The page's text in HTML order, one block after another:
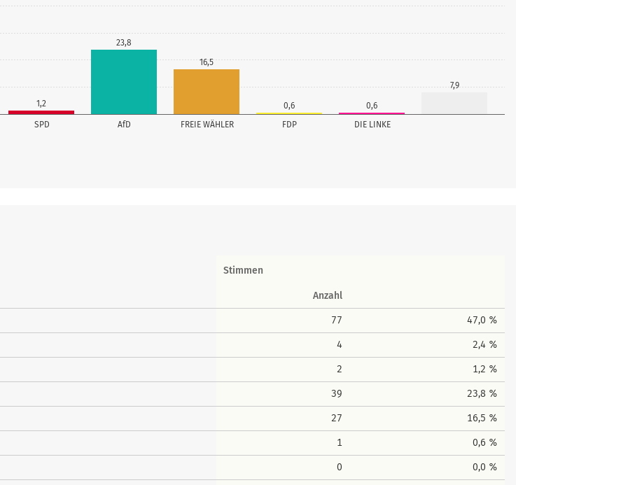
SPD AfD FREIE WÄHLER FDP DIE LINKE
1,2
23,8
16,5
0,6 0,6
7,9
Stimmen
Anzahl
77 47,0 %
4 2,4 %
2 1,2 %
39 23,8 %
27 16,5 %
1 0,6 %
0 0,0 %